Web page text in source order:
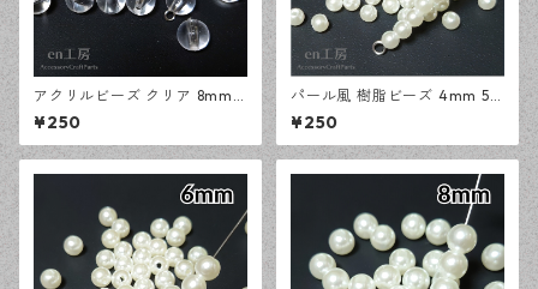
アクリルビーズ クリア 8mm 2
00個 樹脂ビーズ アクセサリ
ーパーツ ハンドメイド資材
【en工房】
¥250
パール風 樹脂ビーズ 4mm 50
0個 アクリルビーズ アクセサ
リーパーツ ハンドメイド資材
【en工房】
¥250